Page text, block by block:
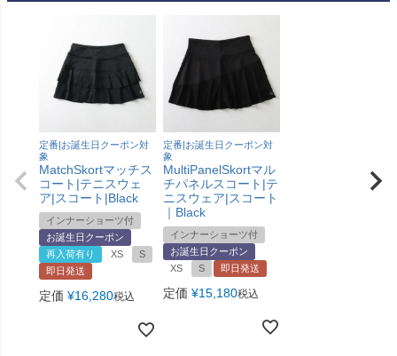
定番|お誕生日クーポン対
象
MatchSkortマッチス
コート|テニスウェ
ア|スコート|Black
インナーショーツ付
お誕生日クーポン
再入荷有り
XS
S
即日発送
定価 ¥16,280税込
定番|お誕生日クーポン対
象
MultiPanelSkortマル
チパネルスコート|テ
ニスウェア|スコート
｜Black
インナーショーツ付
お誕生日クーポン
XS
S 即日発送
定価 ¥15,180税込